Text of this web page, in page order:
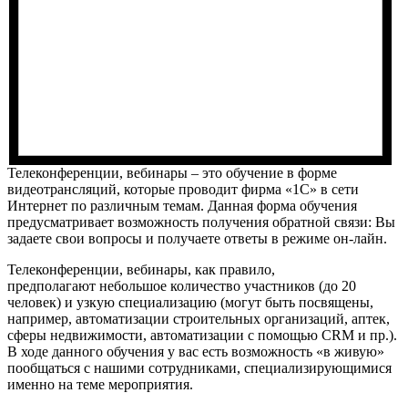
Телеконференции, вебинары – это обучение в форме
видеотрансляций, которые проводит фирма «1С» в сети
Интернет по различным темам. Данная форма обучения
предусматривает возможность получения обратной связи: Вы
задаете свои вопросы и получаете ответы в режиме он-лайн.
Телеконференции, вебинары, как правило,
предполагают небольшое количество участников (до 20
человек) и узкую специализацию (могут быть посвящены,
например, автоматизации строительных организаций, аптек,
сферы недвижимости, автоматизации с помощью CRM и пр.).
В ходе данного обучения у вас есть возможность «в живую»
пообщаться с нашими сотрудниками, специализирующимися
именно на теме мероприятия.